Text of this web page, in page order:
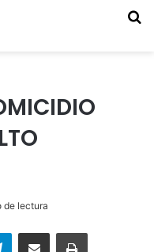
de lectura
TelegramEnviar vía email Imprimir